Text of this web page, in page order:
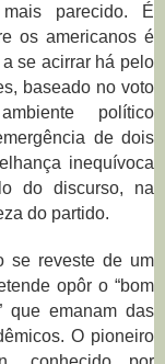
mais parecido. É
os americanos é
se acirrar há pelo
baseado no voto
político
de dois
inequívoca
do discurso, na
do partido.
se reveste de um
opôr o “bom
que emanam das
O pioneiro